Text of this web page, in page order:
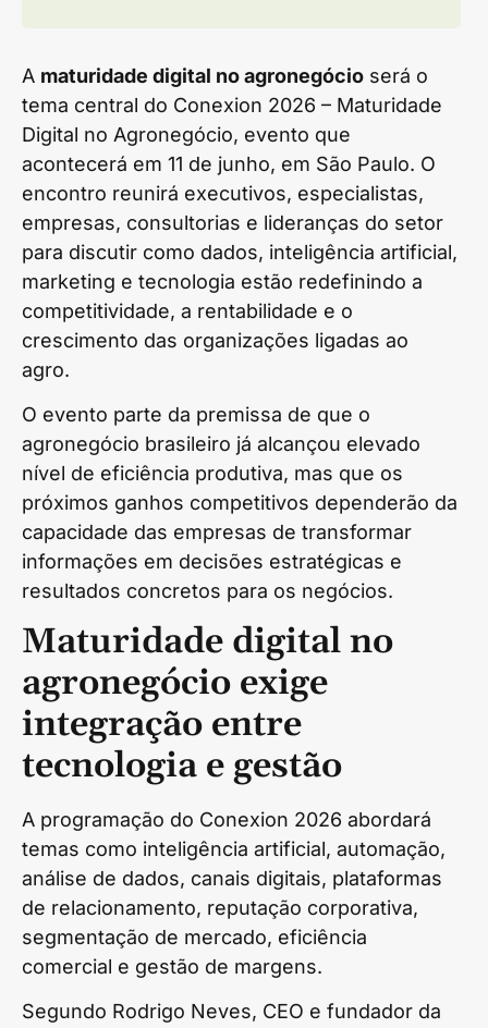
A maturidade digital no agronegócio será o
tema central do Conexion 2026 – Maturidade
Digital no Agronegócio, evento que
acontecerá em 11 de junho, em São Paulo. O
encontro reunirá executivos, especialistas,
empresas, consultorias e lideranças do setor
para discutir como dados, inteligência artificial,
marketing e tecnologia estão redefinindo a
competitividade, a rentabilidade e o
crescimento das organizações ligadas ao
agro.
O evento parte da premissa de que o
agronegócio brasileiro já alcançou elevado
nível de eficiência produtiva, mas que os
próximos ganhos competitivos dependerão da
capacidade das empresas de transformar
informações em decisões estratégicas e
resultados concretos para os negócios.
Maturidade digital no
agronegócio exige
integração entre
tecnologia e gestão
A programação do Conexion 2026 abordará
temas como inteligência artificial, automação,
análise de dados, canais digitais, plataformas
de relacionamento, reputação corporativa,
segmentação de mercado, eficiência
comercial e gestão de margens.
Segundo Rodrigo Neves, CEO e fundador da